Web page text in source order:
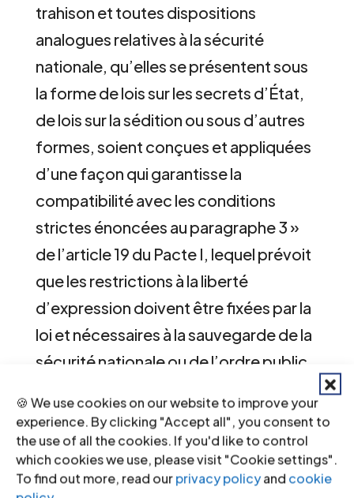
🍪 We use cookies on our website to improve your
experience. By clicking "Accept all", you consent to
the use of all the cookies. If you'd like to control
which cookies we use, please visit "Cookie settings".
To find out more, read ourprivacy policyand cookie
trahison et toutes dispositions
analogues relatives à la sécurité
nationale, qu’elles se présentent sous
la forme de lois sur les secrets d’État,
de lois sur la sédition ou sous d’autres
formes, soient conçues et appliquées
d’une façon qui garantisse la
compatibilité avec les conditions
strictes énoncées au paragraphe 3 »
de l’article 19 du Pacte I, lequel prévoit
que les restrictions à la liberté
d’expression doivent être fixées par la
loi et nécessaires à la sauvegarde de la
sécurité nationale ou de l’ordre public.
publique est protégé par l’article 25 du
Pacte I.